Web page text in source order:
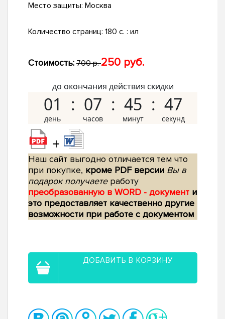
Место защиты: Москва
Количество страниц: 180 с. : ил
Стоимость: 700 р.250 руб.
до окончания действия скидки
01 07 45 46
+
Наш сайт выгодно отличается тем что
при покупке, кроме PDF версии Вы в
подарок получаетеработу
преобразованную в WORD - документ и
это предоставляет качественно другие
возможности при работе с документом
ДОБАВИТЬ В КОРЗИНУ